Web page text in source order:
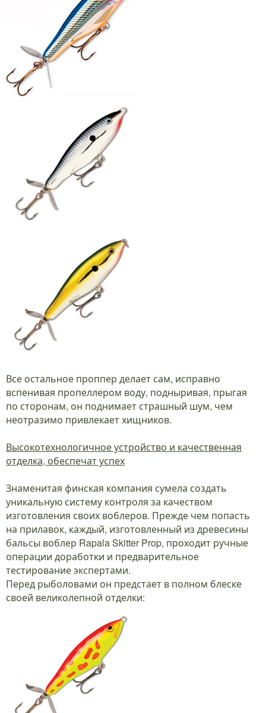
Все остальное проппер делает сам, исправно
вспенивая пропеллером воду, подныривая, прыгая
по сторонам, он поднимает страшный шум, чем
неотразимо привлекает хищников.
Высокотехнологичное устройство и качественная
отделка, обеспечат успех
Знаменитая финская компания сумела создать
уникальную систему контроля за качеством
изготовления своих воблеров. Прежде чем попасть
на прилавок, каждый, изготовленный из древесины
бальсы воблер Rapala Skitter Prop, проходит ручные
операции доработки и предварительное
тестирование экспертами.
Перед рыболовами он предстает в полном блеске
своей великолепной отделки: